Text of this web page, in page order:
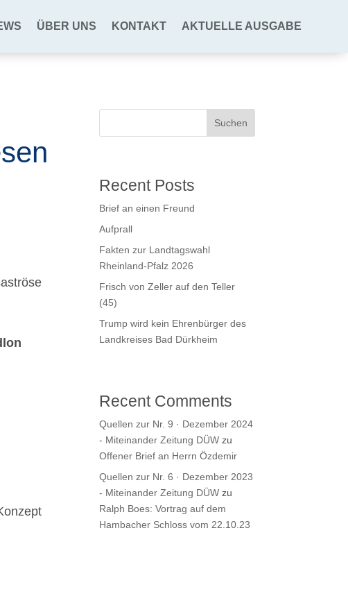
ÜBER UNS KONTAKT AKTUELLE AUSGABE
Suchen
Recent Posts
Brief an einen Freund
Aufprall
Fakten zur Landtagswahl
Rheinland-Pfalz 2026
Frisch von Zeller auf den Teller
(45)
Trump wird kein Ehrenbürger des
Landkreises Bad Dürkheim
Recent Comments
Quellen zur Nr. 9 · Dezember 2024
- Miteinander Zeitung DÜW zu
Offener Brief an Herrn Özdemir
Quellen zur Nr. 6 · Dezember 2023
- Miteinander Zeitung DÜW zu
Ralph Boes: Vortrag auf dem
Hambacher Schloss vom 22.10.23